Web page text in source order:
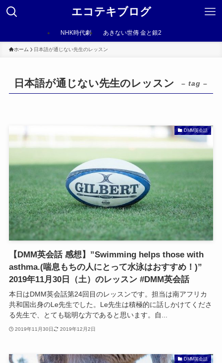
エコテキブログ
NHK時代劇 あきない世傳 金と銀2
ホーム 日本語が通じない先生のレッスン
日本語が通じない先生のレッスン – tag –
DMM英会話
【DMM英会話 感想】”Swimming helps those with
asthma.(喘息もちの人にとって水泳はおすすめ！)”
2019年11月30日（土）のレッスン #DMM英会話
本日はDMM英会話第24回目のレッスンです。担当は南アフリカ
共和国出身のLe先生でした。Le先生は積極的に話しかけてくださ
る先生で、とても聡明な方であると思います。自...
2019年11月30日 2019年12月2日
DMM英会話